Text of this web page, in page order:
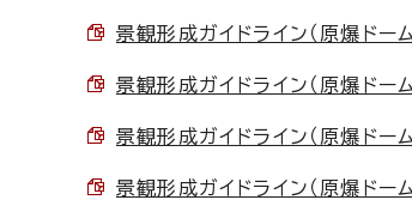
景観形成ガイドライン（原爆ド
景観形成ガイドライン（原爆ド
景観形成ガイドライン（原爆ド
景観形成ガイドライン（原爆ド